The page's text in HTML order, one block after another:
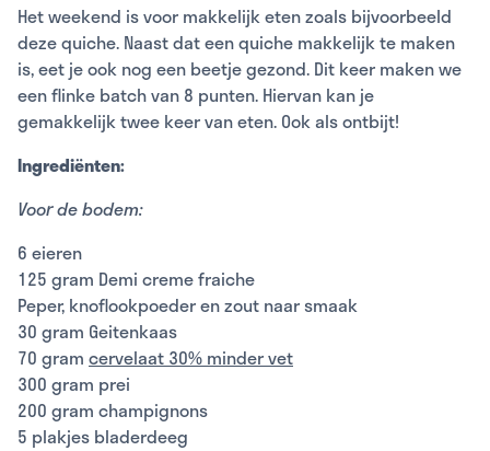
Het weekend is voor makkelijk eten zoals bijvoorbeeld
deze quiche. Naast dat een quiche makkelijk te maken
is, eet je ook nog een beetje gezond. Dit keer maken we
een flinke batch van 8 punten. Hiervan kan je
gemakkelijk twee keer van eten. Ook als ontbijt!
Ingrediënten:
Voor de bodem:
6 eieren
125 gram Demi creme fraiche
Peper, knoflookpoeder en zout naar smaak
30 gram Geitenkaas
70 gram cervelaat 30% minder vet
300 gram prei
200 gram champignons
5 plakjes bladerdeeg